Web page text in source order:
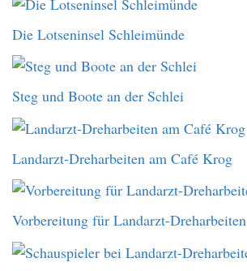
Die Lotseninsel Schleimünde
Steg und Boote an der Schlei
Landarzt-Dreharbeiten am Café Krog
Vorbereitung für Landarzt-Dreharbeiten